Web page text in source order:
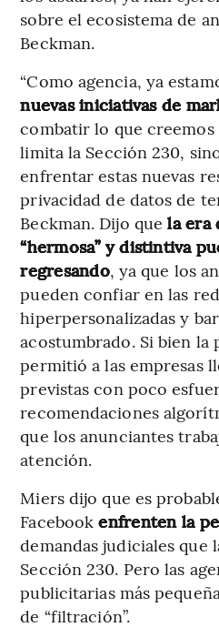
sobre el ecosistema de
Beckman.
“Como agencia, ya
nuevas iniciativas de
combatir lo que creemos
limita la Sección 230,
enfrentar estas nuevas
privacidad de datos de
Beckman. Dijo que la era
“hermosa” y distintiva
regresando, ya que los
pueden confiar en las
hiperpersonalizadas y
acostumbrado. Si bien
permitió a las empresas
previstas con poco
recomendaciones
que los anunciantes
atención.
Miers dijo que es
Facebook enfrenten la
demandas judiciales que
Sección 230. Pero las
publicitarias más
de “filtración”.